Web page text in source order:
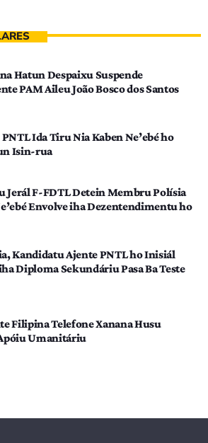
Hatun Despaixu Suspende
PAM Aileu João Bosco dos Santos
Ida Tiru Nia Kaben Ne’ebé ho
Isin-rua
Jerál F-FDTL Detein Membru Polísia
Envolve iha Dezentendimentu ho
Kandidatu Ajente PNTL ho Inisiál
Diploma Sekundáriu Pasa Ba Teste
Filipina Telefone Xanana Husu
Umanitáriu